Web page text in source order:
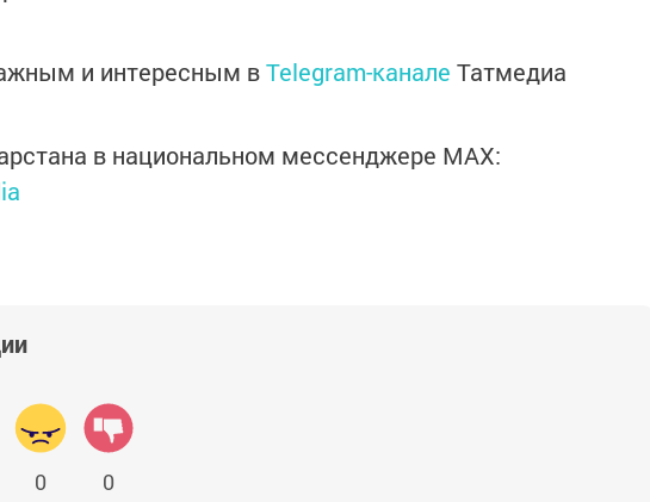
и интересным вTelegram-канале Татмедиа
в национальном мессенджере MАХ:
0 0